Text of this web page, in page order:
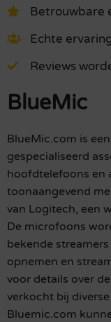
Betrouwbare
Echte
Reviews
BlueMic
BlueMic.com is
gespecialiseerd
hoofdtelefoons en
toonaangevend
van Logitech, een
De microfoons
bekende
opnemen en
voor details over
verkocht bij
Bluemic.com